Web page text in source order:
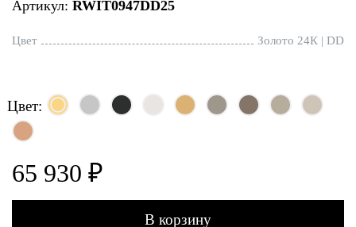
Артикул: RWIT0947DD25
Цвет Золото 24К | DD
Цвет:
65 930 ₽
В корзину